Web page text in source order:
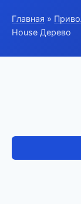
Главная »
House Дерево